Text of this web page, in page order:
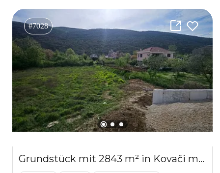
#7028
Grundstück mit 2843 m² in Kovači mit direktem Zugang zur Hauptstraße